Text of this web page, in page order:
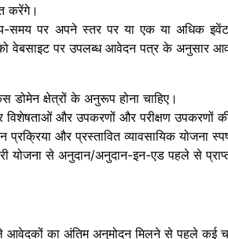
करेंगे।
समय पर अपने स्तर पर या एक या अधिक इवेंट
पर उपलब्ध आवेदन पत्र के अनुसार
डोमेन क्षेत्रों के अनुरूप होना चाहिए।
विशेषताओं और उपकरणों और परीक्षण उपकरणों
प्रक्रिया और प्रस्तावित व्यावसायिक योजना
से अनुदान/अनुदान-इन-एड पहले से प्राप्त
का अंतिम अनुमोदन मिलने से पहले कई